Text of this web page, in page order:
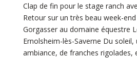
Clap de fin pour le stage ranch
Retour sur un très beau week-
Gorgasser au domaine équestre
Ernolsheim-lès-Saverne Du soleil,
ambiance, de franches rigolades,